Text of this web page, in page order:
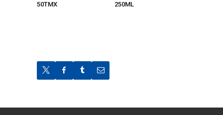
50ΤΜΧ
250ML